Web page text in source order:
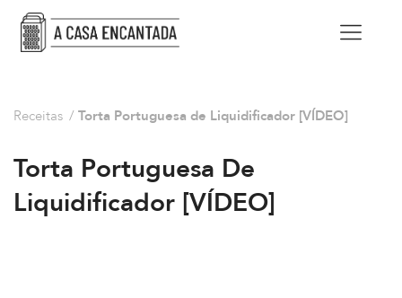
Receitas / Torta Portuguesa de Liquidificador [VÍDEO]
Torta Portuguesa De
Liquidificador [VÍDEO]